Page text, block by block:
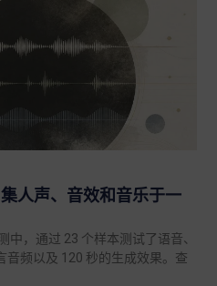
人声、音效和音乐于一
中，通过 23 个样本测试了语音、
音频以及 120 秒的生成效果。查